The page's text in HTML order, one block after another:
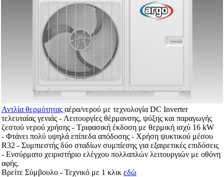
Αντλία θερμότητας αέρα/νερού με τεχνολογία DC Inverter
τελευταίας γενιάς - Λειτουργίες θέρμανσης, ψύξης και παραγωγής
ζεστού νερού χρήσης - Τριφασική έκδοση με θερμική ισχύ 16 kW
- Φτάνει πολύ υψηλά επίπεδα απόδοσης - Χρήση ψυκτικού μέσου
R32 - Συμπιεστής δύο σταδίων συμπίεσης για εξαιρετικές επιδόσεις
- Ενσύρματο χειριστήριο ελέγχου πολλαπλών λειτουργιών με οθόνη
αφής.
Βρείτε Σύμβουλο - Τεχνικό με 1 κλικ εδώ